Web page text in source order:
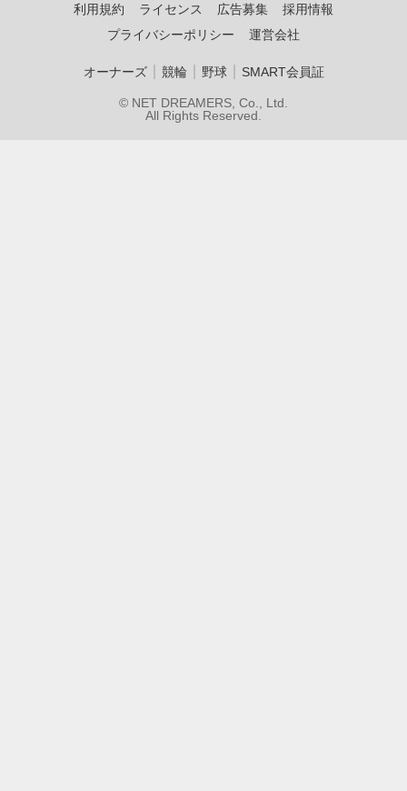
利用規約
ライセンス 広告募集
採用情報
プライバシーポリシー
運営会社
オーナーズ｜ 競輪 野球｜ SMART会員証
© NET DREAMERS, Co., Ltd.
All Rights Reserved.